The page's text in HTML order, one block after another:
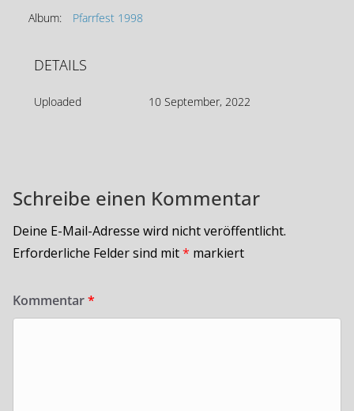
Album: Pfarrfest 1998
DETAILS
Uploaded 10 September, 2022
Schreibe einen Kommentar
Deine E-Mail-Adresse wird nicht veröffentlicht.
Erforderliche Felder sind mit* markiert
Kommentar*